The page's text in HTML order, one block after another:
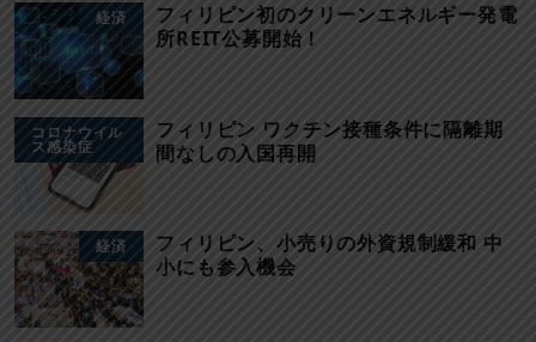
経済
フィリピン初のクリーンエネルギー発電
所REIT公募開始！
コロナウイル
ス感染症
フィリピン ワクチン接種条件に隔離期
間なしの入国再開
経済
フィリピン、小売りの外資規制緩和 中
小にも参入機会